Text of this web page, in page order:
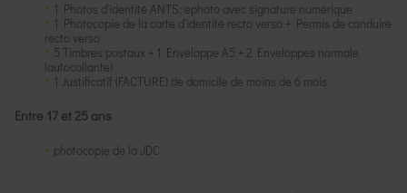
1 Photos d'identité ANTS: ephoto avec signature numérique
1 Photocopie de la carte d'identité recto verso + Permis de conduire
recto verso
5 Timbres postaux + 1 Enveloppe A5 + 2 Enveloppes normale
(autocollante)
1 Justificatif (FACTURE) de domicile de moins de 6 mois
Entre 17 et 25 ans
photocopie de la JDC